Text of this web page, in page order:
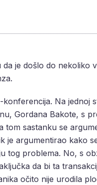
da je došlo do nekoliko
konferencija. Na jednoj
Gordana Bakote, s
tom sastanku se
je argumentirao kako
tog problema. No, s
da bi ta
očito nije urodila